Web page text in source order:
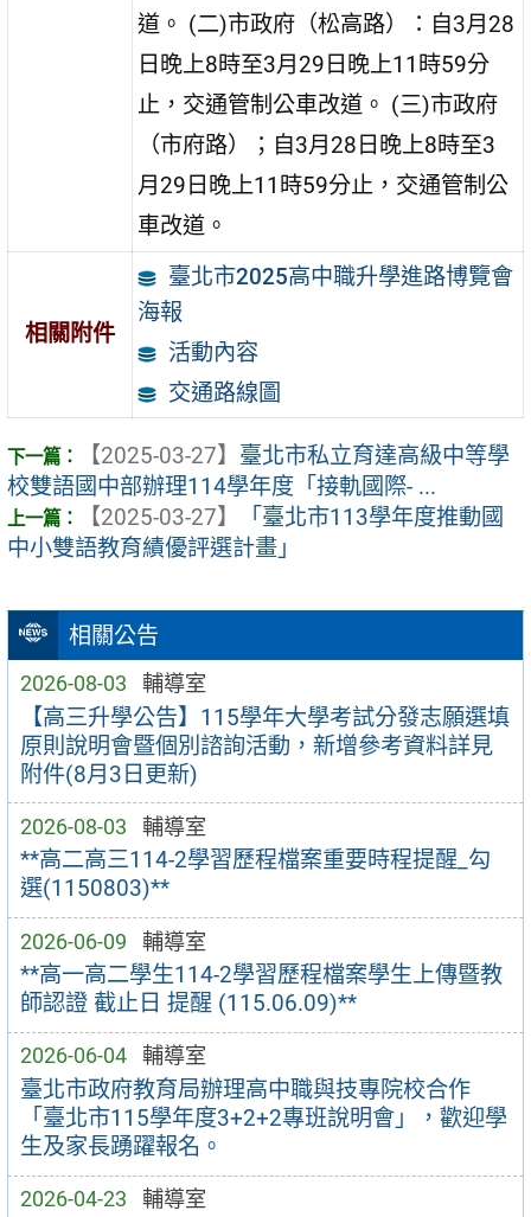
相關公告
2026-08-03 輔導室
【高三升學公告】115學年大學考試分發志願選填
原則說明會暨個別諮詢活動，新增參考資料詳見
附件(8月3日更新)
2026-08-03 輔導室
**高二高三114-2學習歷程檔案重要時程提醒_勾
選(1150803)**
2026-06-09 輔導室
**高一高二學生114-2學習歷程檔案學生上傳暨教
師認證 截止日 提醒 (115.06.09)**
2026-06-04 輔導室
臺北市政府教育局辦理高中職與技專院校合作
「臺北市115學年度3+2+2專班說明會」，歡迎學
生及家長踴躍報名。
2026-04-23 輔導室
道。 (二)市政府（松高路）：自3月28
日晚上8時至3月29日晚上11時59分
止，交通管制公車改道。 (三)市政府
（市府路）；自3月28日晚上8時至3
月29日晚上11時59分止，交通管制公
車改道。
相關附件
臺北市2025高中職升學進路博覽會
海報
活動內容
交通路線圖
【2025-03-27】 臺北市私立育達高級中等學
校雙語國中部辦理114學年度「接軌國際- ...
【2025-03-27】
「臺北市113學年度推動國
中小雙語教育績優評選計畫」